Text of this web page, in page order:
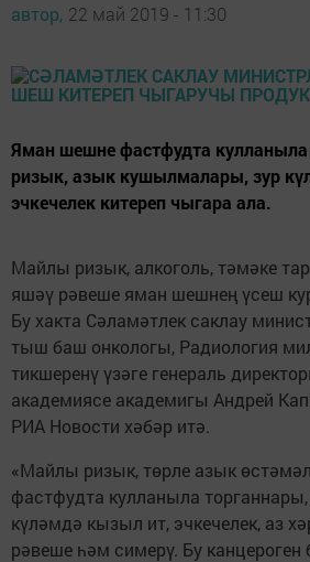
автор, 22 май 2019 - 11:30
Яман шешне фастфудта
ризык, азык кушылмалары, зур
эчкечелек китереп чыгара ала.
Майлы ризык, алкоголь, тәмәке
яшәү рәвеше яман шешнең үсеш
Бу хакта Сәламәтлек саклау
тыш баш онкологы, Радиология
тикшеренү үзәге генераль
академиясе академигы Андрей
РИА Новости хәбәр итә.
«Майлы ризык, төрле азык
фастфудта кулланыла
күләмдә кызыл ит, эчкечелек, аз
рәвеше һәм симерү. Бу канцероген